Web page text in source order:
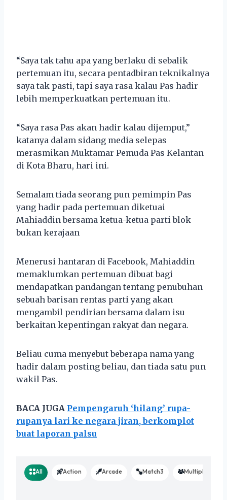
“Saya tak tahu apa yang berlaku di sebalik
pertemuan itu, secara pentadbiran teknikalnya
saya tak pasti, tapi saya rasa kalau Pas hadir
lebih memperkuatkan pertemuan itu.
“Saya rasa Pas akan hadir kalau dijemput,”
katanya dalam sidang media selepas
merasmikan Muktamar Pemuda Pas Kelantan
di Kota Bharu, hari ini.
Semalam tiada seorang pun pemimpin Pas
yang hadir pada pertemuan diketuai
Mahiaddin bersama ketua-ketua parti blok
bukan kerajaan
Menerusi hantaran di Facebook, Mahiaddin
memaklumkan pertemuan dibuat bagi
mendapatkan pandangan tentang penubuhan
sebuah barisan rentas parti yang akan
mengambil pendirian bersama dalam isu
berkaitan kepentingan rakyat dan negara.
Beliau cuma menyebut beberapa nama yang
hadir dalam posting beliau, dan tiada satu pun
wakil Pas.
BACA JUGA Pempengaruh ‘hilang’ rupa-
rupanya lari ke negara jiran, berkomplot
buat laporan palsu